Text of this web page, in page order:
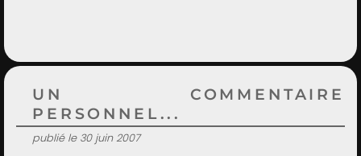
UN COMMENTAIRE
PERSONNEL...
publié le 30 juin 2007